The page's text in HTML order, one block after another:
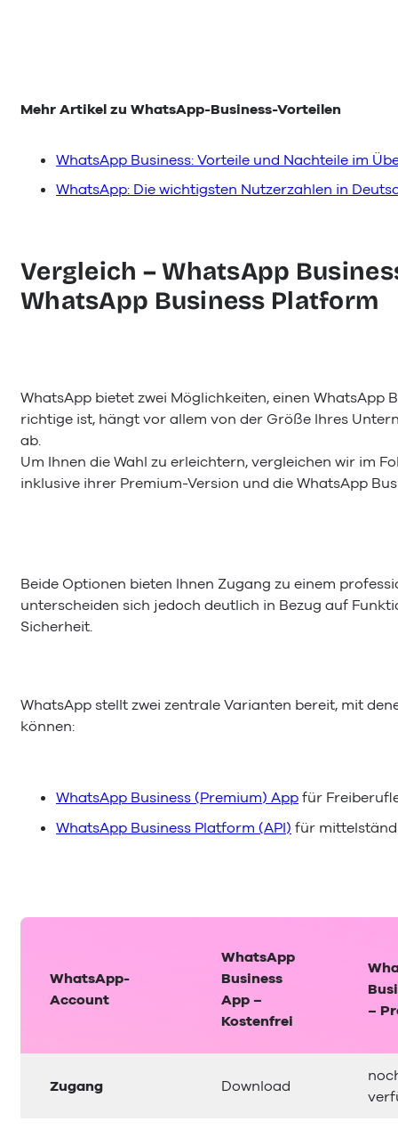
Mehr Artikel zu WhatsApp-Business-Vorteilen
WhatsApp Business: Vorteile und Nachteile im
WhatsApp: Die wichtigsten Nutzerzahlen in
Vergleich – WhatsApp
WhatsApp Business Platform
WhatsApp bietet zwei Möglichkeiten, einen WhatsApp
richtige ist, hängt vor allem von der Größe Ihres
ab.
Um Ihnen die Wahl zu erleichtern, vergleichen wir im
inklusive ihrer Premium-Version und die WhatsApp
Beide Optionen bieten Ihnen Zugang zu einem
unterscheiden sich jedoch deutlich in Bezug auf
Sicherheit.
WhatsApp stellt zwei zentrale Varianten bereit, mit
können:
WhatsApp Business (Premium) Appfür
WhatsApp Business Platform (API) für
WhatsApp-
Account
WhatsApp
Business
App –
Kostenfrei
–
Zugang Download